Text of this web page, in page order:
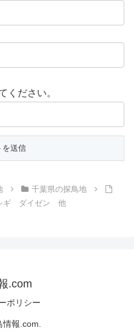
ください。
千葉県の探鳥地
ギ ダイゼン 他
.com
ポリシー
報.com.